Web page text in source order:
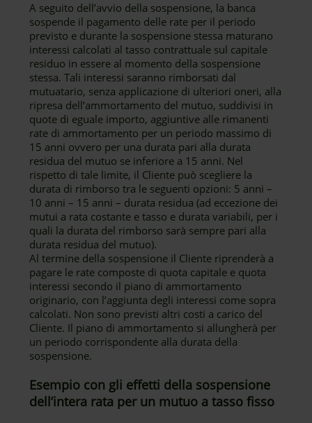
A seguito dell’avvio della sospensione, la banca
sospende il pagamento delle rate per il periodo
previsto e durante la sospensione stessa maturano
interessi calcolati al tasso contrattuale sul capitale
residuo in essere al momento della sospensione
stessa. Tali interessi saranno rimborsati dal
mutuatario, senza applicazione di ulteriori oneri, alla
ripresa dell’ammortamento del mutuo, suddivisi in
quote di eguale importo, aggiuntive alle rimanenti
rate di ammortamento per un periodo massimo di
15 anni ovvero per una durata pari alla durata
residua del mutuo se inferiore a 15 anni. Nel
rispetto di tale limite, il Cliente può scegliere la
durata di rimborso tra le seguenti opzioni: 5 anni –
10 anni – 15 anni – durata residua (ad eccezione dei
mutui a rata costante e tasso e durata variabili, per i
quali la durata del rimborso sarà sempre pari alla
durata residua del mutuo).
Al termine della sospensione il Cliente riprenderà a
pagare le rate composte di quota capitale e quota
interessi secondo il piano di ammortamento
originario, con l’aggiunta degli interessi come sopra
calcolati. Non sono previsti altri costi a carico del
Cliente. Il piano di ammortamento si allungherà per
un periodo corrispondente alla durata della
sospensione.
Esempio con gli effetti della sospensione
dell’intera rata per un mutuo a tasso fisso